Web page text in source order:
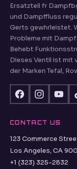
Ersatzteil fr
und Dampffluss
Gerts gewhrleistet.
Probleme mit
Behebt
Dieses Ventil ist mit
der Marken Tefal,
CONTACT US
123 Commerce
Los Angeles, CA
+1 (323) 325-2832